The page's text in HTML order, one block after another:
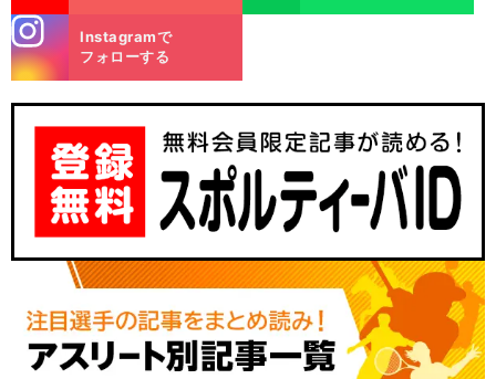
m
Instagramで
フォローする